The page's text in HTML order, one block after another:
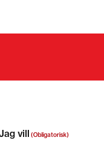
vill (Obligatorisk)